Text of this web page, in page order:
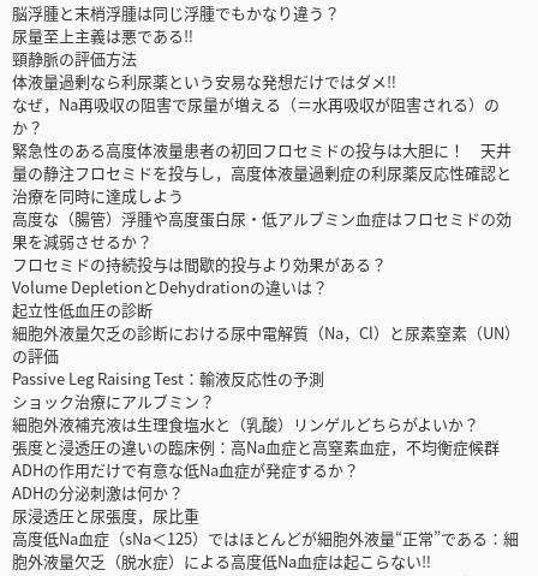
脳浮腫と末梢浮腫は同じ浮腫でもかなり違う？
尿量至上主義は悪である‼
頸静脈の評価方法
体液量過剰なら利尿薬という安易な発想だけではダメ‼
なぜ，Na再吸収の阻害で尿量が増える（＝水再吸収が阻害される）の
か？
緊急性のある高度体液量患者の初回フロセミドの投与は大胆に！ 天井
量の静注フロセミドを投与し，高度体液量過剰症の利尿薬反応性確認と
治療を同時に達成しよう
高度な（腸管）浮腫や高度蛋白尿・低アルブミン血症はフロセミドの効
果を減弱させるか？
フロセミドの持続投与は間歇的投与より効果がある？
Volume DepletionとDehydrationの違いは？
起立性低血圧の診断
細胞外液量欠乏の診断における尿中電解質（Na，Cl）と尿素窒素（UN）
の評価
Passive Leg Raising Test：輸液反応性の予測
ショック治療にアルブミン？
細胞外液補充液は生理食塩水と（乳酸）リンゲルどちらがよいか？
張度と浸透圧の違いの臨床例：高Na血症と高窒素血症，不均衡症候群
ADHの作用だけで有意な低Na血症が発症するか？
ADHの分泌刺激は何か？
尿浸透圧と尿張度，尿比重
高度低Na血症（sNa＜125）ではほとんどが細胞外液量“正常”である：細
胞外液量欠乏（脱水症）による高度低Na血症は起こらない‼